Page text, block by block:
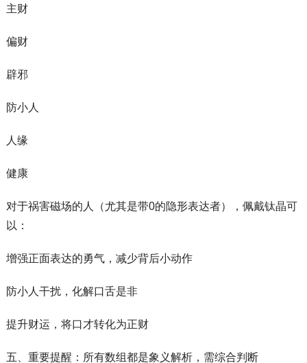
主财
偏财
辟邪
防小人
人缘
健康
对于祸害磁场的人（尤其是带0的隐形表达者），佩戴钛晶可
以：
增强正面表达的勇气，减少背后小动作
防小人干扰，化解口舌是非
提升财运，将口才转化为正财
五、重要提醒：所有数组都是象义解析，需综合判断